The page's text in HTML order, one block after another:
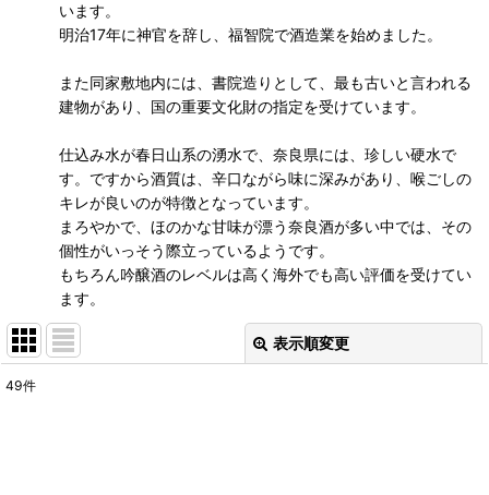
います。
明治17年に神官を辞し、福智院で酒造業を始めました。
また同家敷地内には、書院造りとして、最も古いと言われる
建物があり、国の重要文化財の指定を受けています。
仕込み水が春日山系の湧水で、奈良県には、珍しい硬水で
す。ですから酒質は、辛口ながら味に深みがあり、喉ごしの
キレが良いのが特徴となっています。
まろやかで、ほのかな甘味が漂う奈良酒が多い中では、その
個性がいっそう際立っているようです。
もちろん吟醸酒のレベルは高く海外でも高い評価を受けてい
ます。
表示順変更
49件